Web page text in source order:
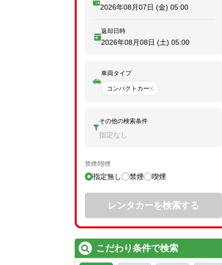
2026年08月07日 (金) 05:00
返却日時
2026年08月08日 (土) 05:00
車両タイプ
コンパクトカー
その他の検索条件
指定なし
禁煙/喫煙
指定無し 禁煙 喫煙
レンタカーを検索する
こだわり条件で検索